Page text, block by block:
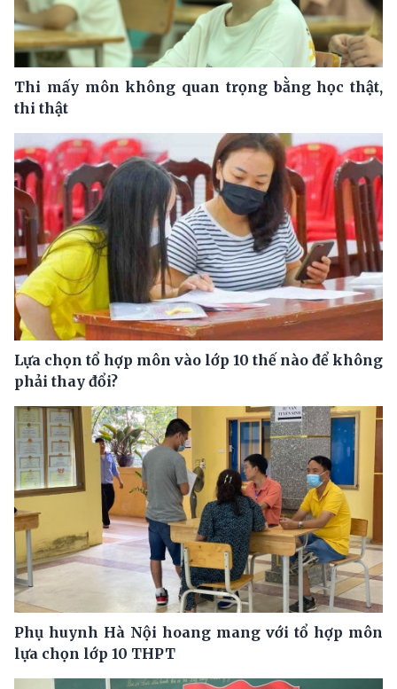
Thi mấy môn không quan trọng bằng học thật,
thi thật
Lựa chọn tổ hợp môn vào lớp 10 thế nào để không
phải thay đổi?
Phụ huynh Hà Nội hoang mang với tổ hợp môn
lựa chọn lớp 10 THPT